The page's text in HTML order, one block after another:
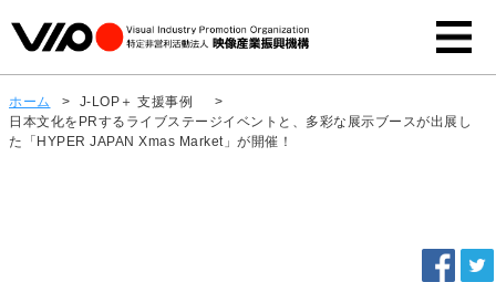
ホーム > J-LOP＋ 支援事例
>
日本文化をPRするライブステージイベントと、多彩な展示ブースが出展し
た「HYPER JAPAN Xmas Market」が開催！